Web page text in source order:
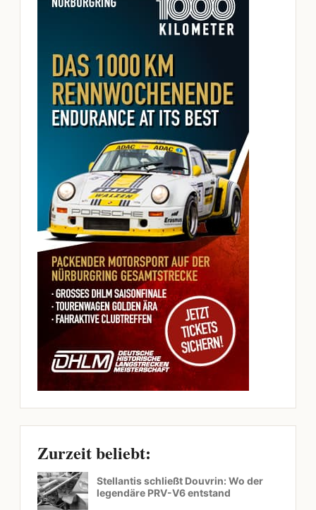
Zurzeit beliebt:
Stellantis schließt Douvrin: Wo der
legendäre PRV-V6 entstand